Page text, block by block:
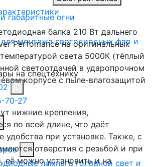
габаритные огни
монтажа светодиодных фар и
на спецтехнику
70-27
балка 210 Вт дальнего
Perfomance на оригинальных
света 5000К (тёплый
светоотдачей в ударопрочном
корпусе с пыле-влагозащитой
нижние крепления,
по всей длине, что даёт
удобства при установке. Также, с
отверстия с резьбой и при
её можно установить и на